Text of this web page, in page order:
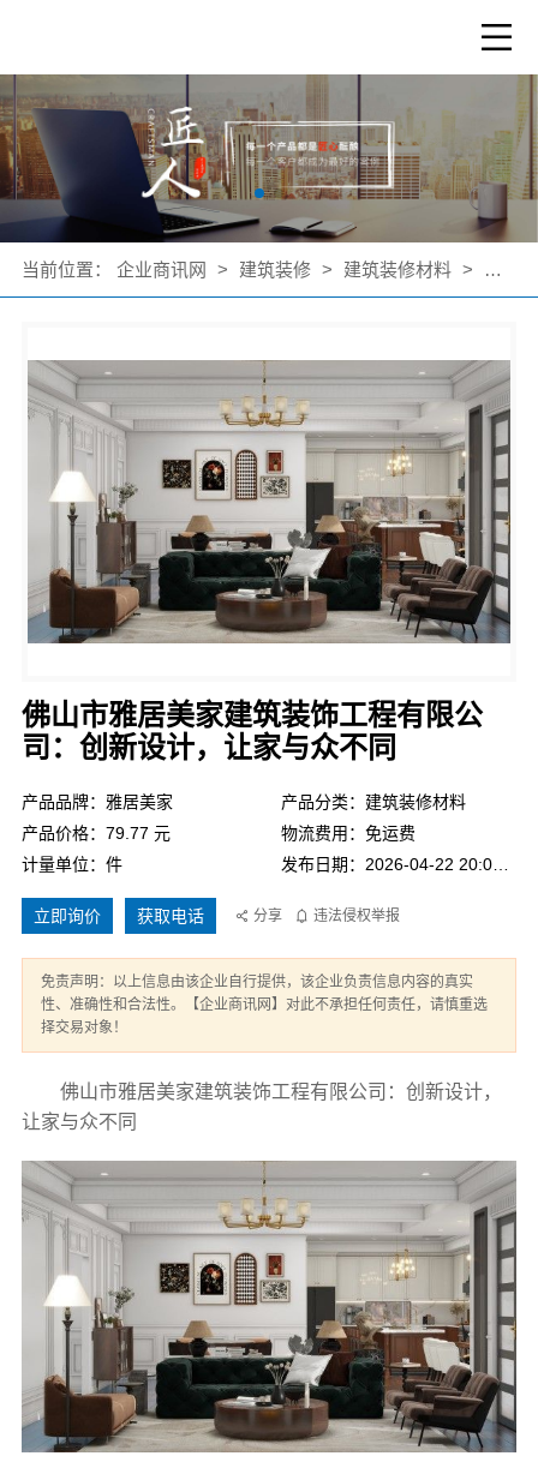
当前位置： 企业商讯网 > 建筑装修 > 建筑装修材料 > 公司
佛山市雅居美家建筑装饰工程有限公
司：创新设计，让家与众不同
产品品牌：雅居美家
产品分类：建筑装修材料
产品价格：79.77 元
物流费用：免运费
计量单位：件
立即询价 获取电话 分享 违法侵权举报
免责声明：以上信息由该企业自行提供，该企业负责信息内容的真实
性、准确性和合法性。【企业商讯网】对此不承担任何责任，请慎重选
择交易对象！
佛山市雅居美家建筑装饰工程有限公司：创新设计，
让家与众不同